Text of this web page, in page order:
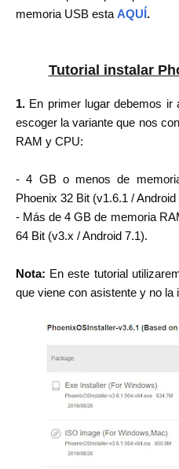
memoria USB esta AQUÍ.
Tutorial instalar
1. En primer lugar debemos ir
escoger la variante que nos
RAM y CPU:
- 4 GB o menos de
Phoenix 32 Bit (v1.6.1 / Android
- Más de 4 GB de memoria
64 Bit (v3.x / Android 7.1).
Nota: En este tutorial
que viene con asistente y no la